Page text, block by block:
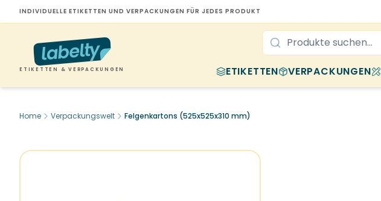
INDIVIDUELLE ETIKETTEN UND VERPACKUNGEN FÜR JEDES PRODUKT
ETIKETTEN & VERPACKUNGEN ETIKETTEN VERPACKUNGEN
Home Verpackungswelt Felgenkartons (525x525x310 mm)